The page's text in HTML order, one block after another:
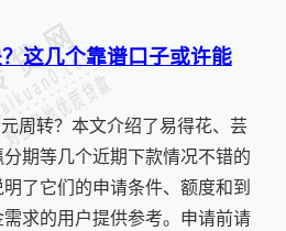
这几个靠谱口子或许能
周转？本文介绍了易得花、芸
期等几个近期下款情况不错的
了它们的申请条件、额度和到
求的用户提供参考。申请前请